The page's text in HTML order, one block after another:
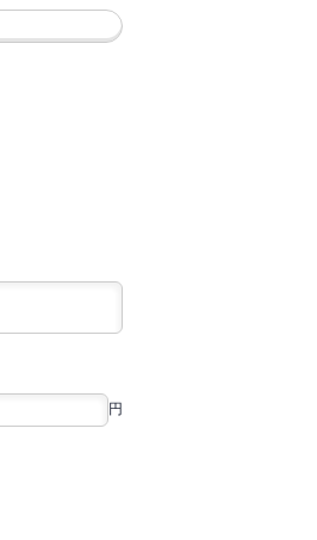
円